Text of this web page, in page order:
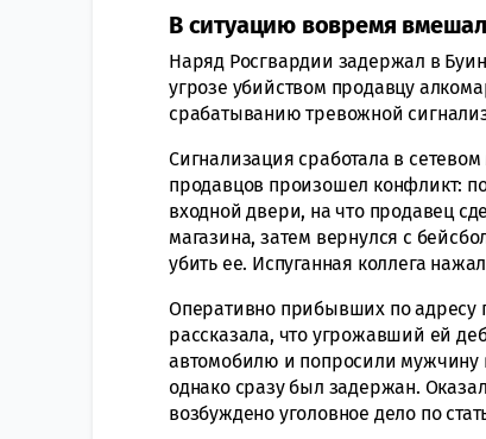
В ситуацию вовремя
Наряд Росгвардии задержал в
угрозе убийством продавцу
срабатыванию тревожной
Сигнализация сработала в
продавцов произошел конфликт:
входной двери, на что продавец
магазина, затем вернулся с
убить ее. Испуганная коллега
Оперативно прибывших по адресу
рассказала, что угрожавший ей
автомобилю и попросили мужчину
однако сразу был задержан.
возбуждено уголовное дело по